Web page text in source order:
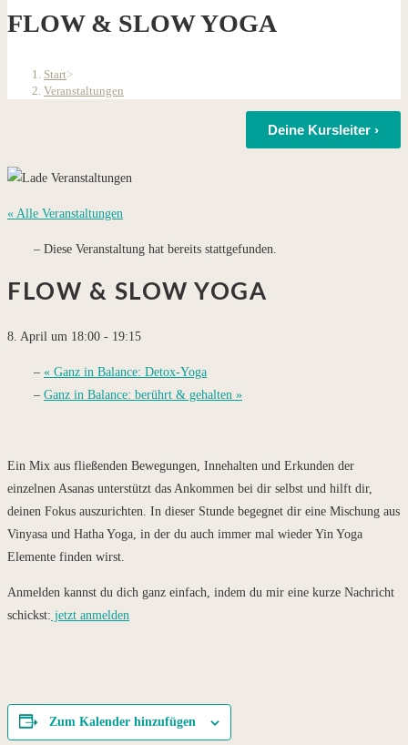
FLOW & SLOW YOGA
Start>
Veranstaltungen
Deine Kursleiter ›
« Alle Veranstaltungen
Diese Veranstaltung hat bereits stattgefunden.
FLOW & SLOW YOGA
8. April um 18:00 - 19:15
« Ganz in Balance: Detox-Yoga
Ganz in Balance: berührt & gehalten »
Ein Mix aus fließenden Bewegungen, Innehalten und Erkunden der
einzelnen Asanas unterstützt das Ankommen bei dir selbst und hilft dir,
deinen Fokus auszurichten. In dieser Stunde begegnet dir eine Mischung aus
Vinyasa und Hatha Yoga, in der du auch immer mal wieder Yin Yoga
Elemente finden wirst.
Anmelden kannst du dich ganz einfach, indem du mir eine kurze Nachricht
schickst: jetzt anmelden
Zum Kalender hinzufügen